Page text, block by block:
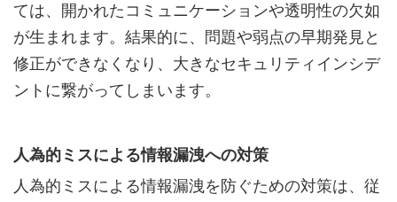
ては、開かれたコミュニケーションや透明性の欠如
が生まれます。結果的に、問題や弱点の早期発見と
修正ができなくなり、大きなセキュリティインシデ
ントに繋がってしまいます。
人為的ミスによる情報漏洩への対策
人為的ミスによる情報漏洩を防ぐための対策は、従